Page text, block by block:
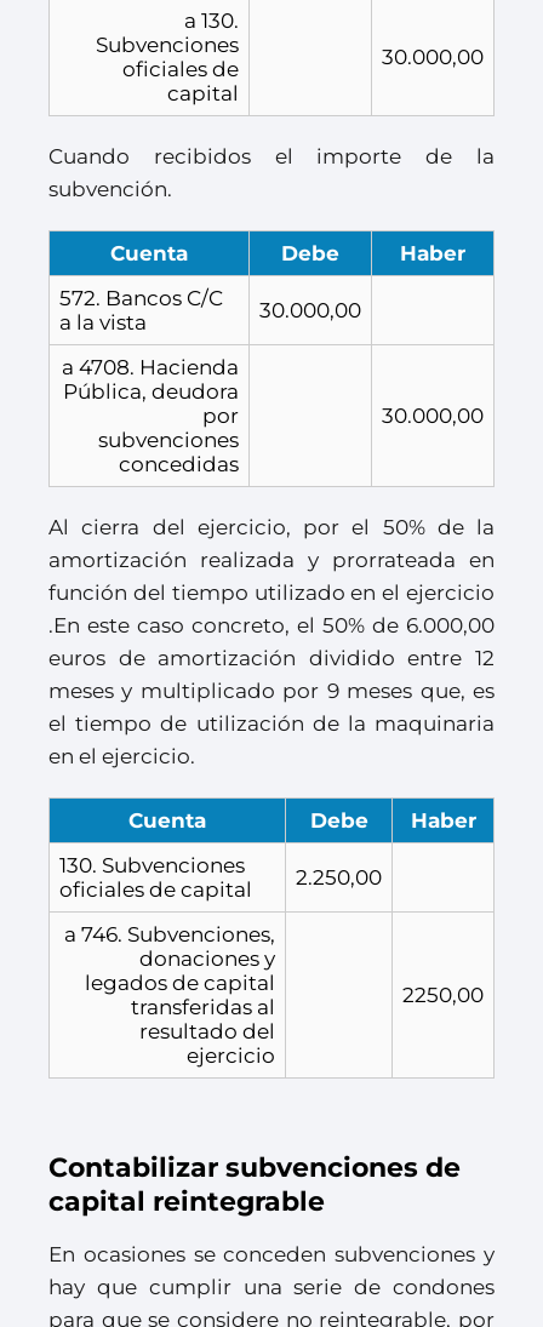
a 130.
Subvenciones
oficiales de
capital
30.000,00
Cuando recibidos el importe de la
subvención.
Cuenta Debe
Haber
572. Bancos C/C
a la vista
30.000,00
a 4708. Hacienda
Pública, deudora
por
subvenciones
concedidas
30.000,00
Al cierra del ejercicio, por el 50% de la
amortización realizada y prorrateada en
función del tiempo utilizado en el ejercicio
.En este caso concreto, el 50% de 6.000,00
euros de amortización dividido entre 12
meses y multiplicado por 9 meses que, es
el tiempo de utilización de la maquinaria
en el ejercicio.
Cuenta Debe
Haber
130. Subvenciones
oficiales de capital
2.250,00
a 746. Subvenciones,
donaciones y
legados de capital
transferidas al
resultado del
ejercicio
2250,00
Contabilizar subvenciones de
capital reintegrable
En ocasiones se conceden subvenciones y
hay que cumplir una serie de condones
para que se considere no reintegrable, por